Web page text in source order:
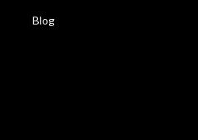
Blog